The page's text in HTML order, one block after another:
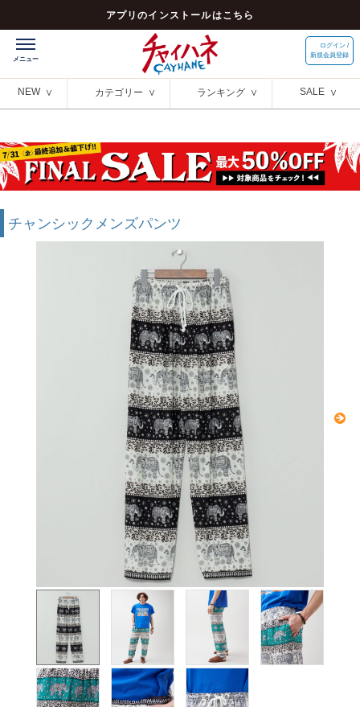
アプリのインストールはこちら
ログイン /
新規会員登録
NEW カテゴリー ランキング SALE
チャンシックメンズパンツ